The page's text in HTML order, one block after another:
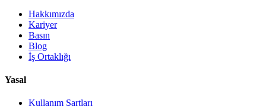
Hakkımızda
Kariyer
Basın
Blog
İş Ortaklığı
Yasal
Kullanım Şartları